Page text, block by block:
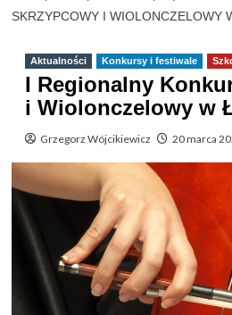
SKRZYPCOWY I WIOLONCZELOWY
Aktualności Konkursy i festiwale
I Regionalny
i Wiolonczelowy w
Grzegorz Wójcikiewicz 20 marca